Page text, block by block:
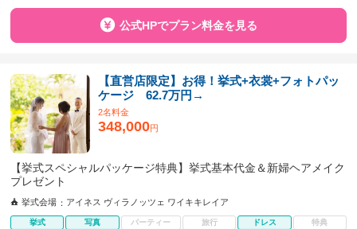
公式HPでプラン料金を見る
【直営店限定】お得！挙式+衣裳+フォトパッ
ケージ 62.7万円→
2名料金
348,000円
【挙式スペシャルパッケージ特典】挙式基本代金＆新婦ヘアメイク
プレゼント
挙式会場 アイネス ヴィラノッツェ ワイキキレイア
挙式 写真 パーティー 旅行 ドレス 特典